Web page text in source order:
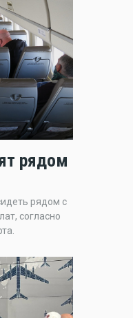
рядом
рядом с
согласно